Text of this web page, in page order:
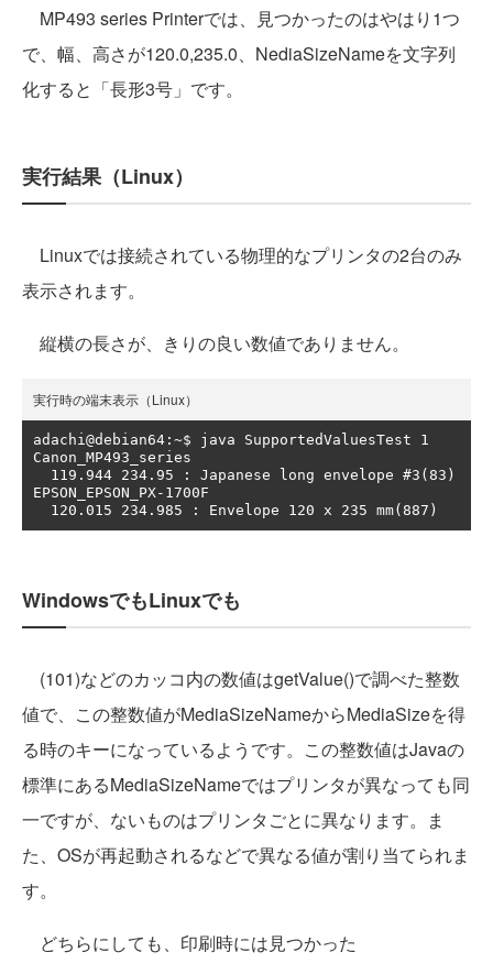
MP493 series Printerでは、見つかったのはやはり1つ
で、幅、高さが120.0,235.0、NediaSizeNameを文字列
化すると「長形3号」です。
実行結果（Linux）
Linuxでは接続されている物理的なプリンタの2台のみ
表示されます。
縦横の長さが、きりの良い数値でありません。
実行時の端末表示（Linux）
adachi@debian64:~$ java SupportedValuesTest 1
Canon_MP493_series
EPSON_EPSON_PX-1700F
WindowsでもLinuxでも
(101)などのカッコ内の数値はgetValue()で調べた整数
値で、この整数値がMediaSizeNameからMediaSizeを得
る時のキーになっているようです。この整数値はJavaの
標準にあるMediaSizeNameではプリンタが異なっても同
一ですが、ないものはプリンタごとに異なります。ま
た、OSが再起動されるなどで異なる値が割り当てられま
す。
どちらにしても、印刷時には見つかった